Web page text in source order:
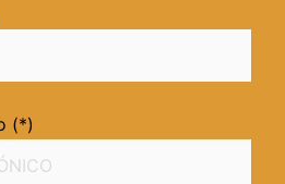
(*)